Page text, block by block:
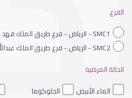
Is dry eye dangerous?
الفرع
SMC1 - الرياض - فرع طريق الملك فهد
SMC2 - الرياض - فرع طريق الملك عبدالله
الحالة المرضية
الماء الأبيض
الجلوكوما